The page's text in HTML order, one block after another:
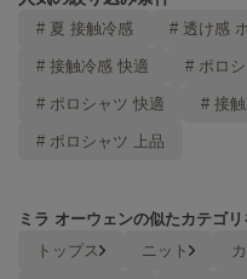
PATRICK
パトリック
Philly chocolate
poláura
# 夏 接触冷感 # 透け感
# 接触冷感 快適 # ポロ
# ポロシャツ 快適 # 接
# ポロシャツ 上品
ミラ オーウェンの似たカテゴ
トップス ニット